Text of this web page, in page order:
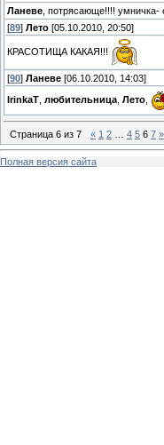
Ланеве , потрясающе!!!! умничка-
[89] Лето [05.10.2010, 20:50]
КРАСОТИЩА КАКАЯ!!!
[90] Ланеве [06.10.2010, 14:03]
IrinkaT любительница Лето
Страница 6 из 7 « 1 2 4 5 6 7 »
Полная версия сайта